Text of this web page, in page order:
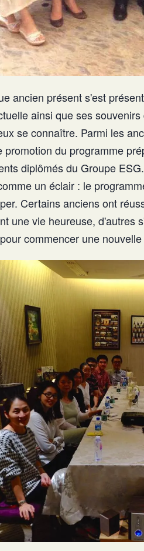
ancien présent s'est
ainsi que ses
se connaître. Parmi les
promotion du programme
diplômés du Groupe
un éclair : le
Certains anciens ont
une vie heureuse, d'autres
commencer une